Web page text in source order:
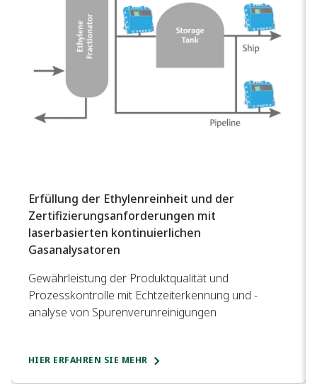
Erfüllung der Ethylenreinheit und der
Zertifizierungsanforderungen mit
laserbasierten kontinuierlichen
Gasanalysatoren
Gewährleistung der Produktqualität und
Prozesskontrolle mit Echtzeiterkennung und -
analyse von Spurenverunreinigungen
HIER ERFAHREN SIE MEHR